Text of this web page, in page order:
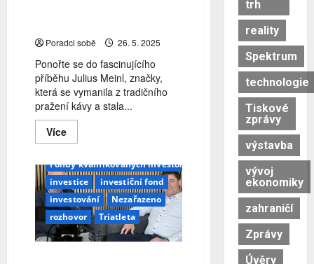
Ondřejem
a
Josefem
Vojtou
Poradci sobě 26. 5. 2025
Ponořte se do fascinujícího
příběhu Julius Meinl, značky,
která se vymanila z tradičního
pražení kávy a stala...
VíceRead
more
Julius
Meinl:
Od
pražení
kávy
po
hotelnictví
a
Alexandr Sarnavský
Finanční poradenství
Fondy kvalifikovaných investorů
investice
investiční fond
investování
Nezařazeno
rozhovor
Triatleta
trh
reality
Spektrum
technologie
Tiskové
zprávy
výstavba
vývoj
ekonomiky
zahraničí
Zprávy
Úvěry